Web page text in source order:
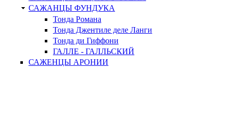
САЖАНЦЫ ФУНДУКА
Тонда Романа
Тонда Джентиле деле Ланги
Тонда ди Гиффони
ГАЛЛЕ - ГАЛЛЬСКИЙ
САЖЕНЦЫ АРОНИИ